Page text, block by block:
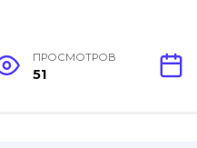
ПРОСМОТРОВ
51